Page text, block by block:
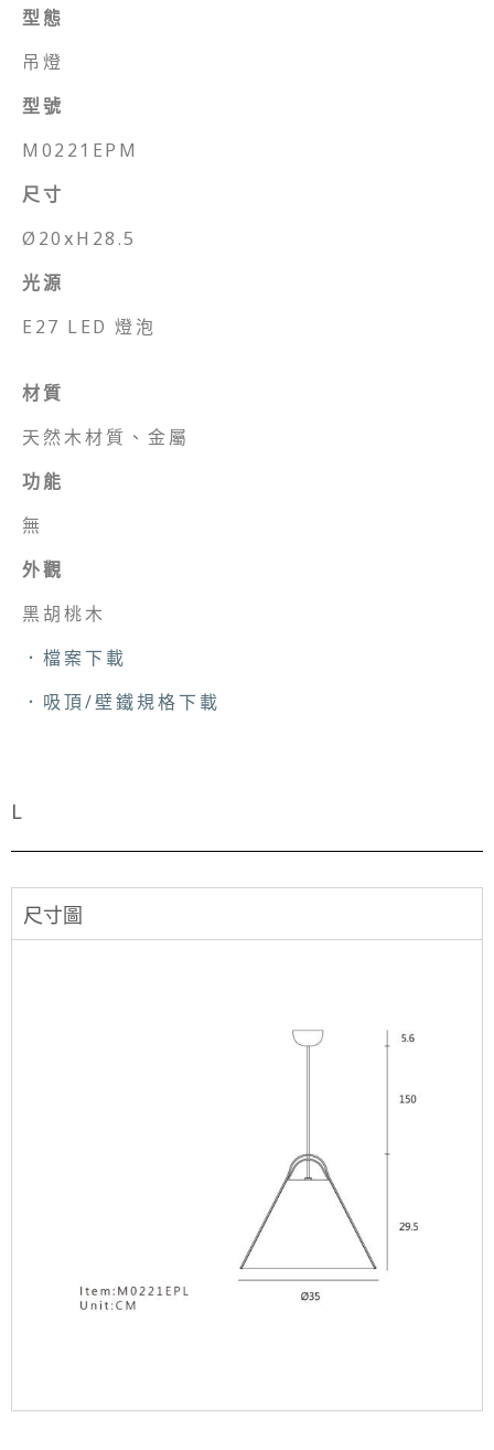
型態
吊燈
型號
M0221EPM
尺寸
Ø20xH28.5
光源
E27 LED 燈泡
材質
天然木材質、金屬
功能
無
外觀
黑胡桃木
．檔案下載
．吸頂/壁鐵規格下載
L
尺寸圖